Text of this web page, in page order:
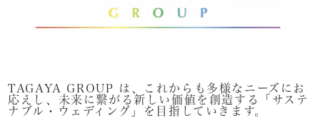
TAGAYA GROUP は、これからも多様なニーズにお
応えし、未来に繋がる新しい価値を創造する「サステ
ナブル・ウェディング」を目指していきます。